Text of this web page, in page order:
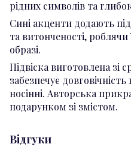
рідних символів та
Сині акценти додають
та витонченості,
образі.
Підвіска виготовлена зі
забезпечує
носінні. Авторська
подарунком зі змістом.
Відгуки